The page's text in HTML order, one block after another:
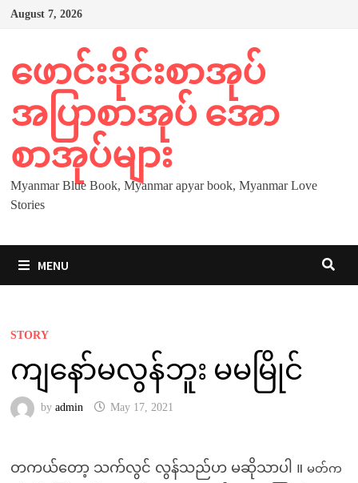
Skip
August 7, 2026
ဖောင်းဒိုင်းစာအုပ်
အပြာစာအုပ် အော
စာအုပ်များ
Myanmar Blue Book, Myanmar apyar book, Myanmar Love
Stories
MENU
STORY
ကျနော်မလွန်ဘူး မမမြိုင်
by admin May 17, 2021
တကယ်တော့ သက်လွင် လွန်သည်ဟ မဆိုသာပါ ။ မတ်က